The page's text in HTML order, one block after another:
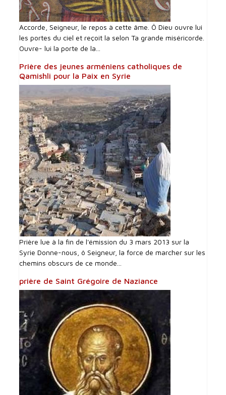
Accorde, Seigneur, le repos à cette âme. Ô Dieu ouvre lui
les portes du ciel et reçoit la selon Ta grande miséricorde.
Ouvre- lui la porte de la...
Prière des jeunes arméniens catholiques de
Qamishli pour la Paix en Syrie
Prière lue à la fin de l'émission du 3 mars 2013 sur la
Syrie Donne-nous, ô Seigneur, la force de marcher sur les
chemins obscurs de ce monde...
prière de Saint Grégoire de Naziance